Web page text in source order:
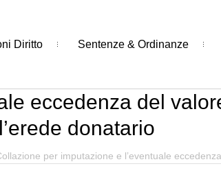
Diritto Sentenze & Ordinanze
eccedenza del
donatario
per imputazione e l’eventuale